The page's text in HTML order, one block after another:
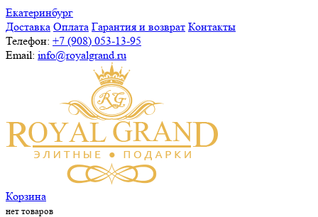
Екатеринбург
Доставка Оплата Гарантия и возврат Контакты
Телефон: +7 (908) 053-13-95
Email: info@royalgrand.ru
Корзина
нет товаров